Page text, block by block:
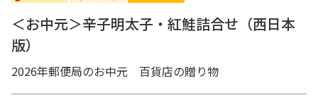
＜お中元＞辛子明太子・紅鮭詰合せ（西日本
版）
2026年郵便局のお中元 百貨店の贈り物